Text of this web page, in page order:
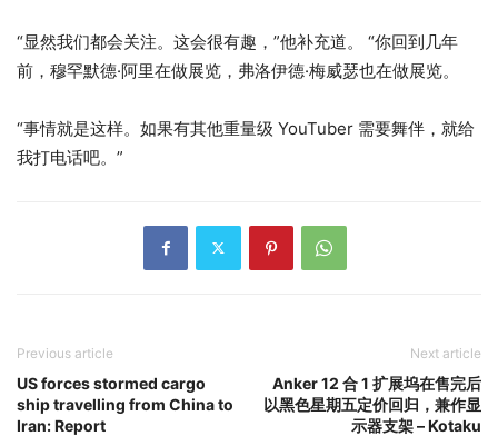
“显然我们都会关注。这会很有趣，”他补充道。 “你回到几年
前，穆罕默德·阿里在做展览，弗洛伊德·梅威瑟也在做展览。
“事情就是这样。如果有其他重量级 YouTuber 需要舞伴，就给
我打电话吧。”
Previous article
US forces stormed cargo
ship travelling from China to
Iran: Report
Next article
Anker 12 合 1 扩展坞在售完后
以黑色星期五定价回归，兼作显
示器支架 – Kotaku